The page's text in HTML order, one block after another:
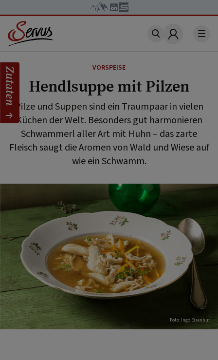
Account
VORSPEISE
Hendlsuppe mit Pilzen
Pilze und Suppen sind ein Traumpaar in vielen
Küchen der Welt. Besonders gut harmonieren
Schwammerl aller Art mit Huhn – das zarte
Fleisch saugt die Aromen von Wald und Wiese auf
wie ein Schwamm.
Foto: Ingo Eisenhut
Zutaten